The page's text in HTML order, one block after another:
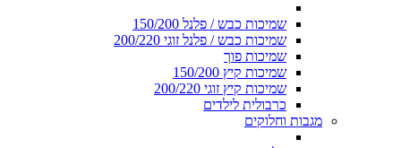
שמיכות כבש / פלנל 150/200
שמיכות כבש / פלנל זוגי 200/220
שמיכות פוך
שמיכות קיץ 150/200
שמיכות קיץ זוגי 200/220
כרבולית לילדים
מגבות וחלוקים